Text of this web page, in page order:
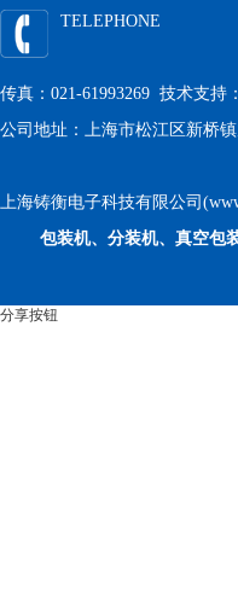
TELEPHONE
传真：021-61993269 技术支持：
公司地址：上海市松江区新桥
上海铸衡电子科技有限公司
包装机、分装机、真空包
分享按钮